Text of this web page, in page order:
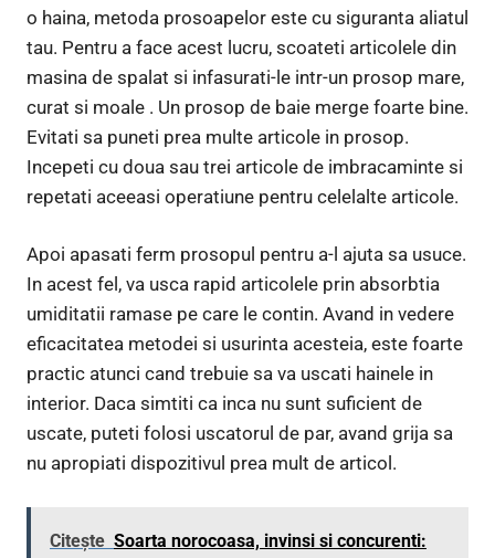
o haina, metoda prosoapelor este cu siguranta aliatul
tau. Pentru a face acest lucru, scoateti articolele din
masina de spalat si infasurati-le intr-un prosop mare,
curat si moale . Un prosop de baie merge foarte bine.
Evitati sa puneti prea multe articole in prosop.
Incepeti cu doua sau trei articole de imbracaminte si
repetati aceeasi operatiune pentru celelalte articole.
Apoi apasati ferm prosopul pentru a-l ajuta sa usuce.
In acest fel, va usca rapid articolele prin absorbtia
umiditatii ramase pe care le contin. Avand in vedere
eficacitatea metodei si usurinta acesteia, este foarte
practic atunci cand trebuie sa va uscati hainele in
interior. Daca simtiti ca inca nu sunt suficient de
uscate, puteti folosi uscatorul de par, avand grija sa
nu apropiati dispozitivul prea mult de articol.
Citește Soarta norocoasa, invinsi si concurenti: